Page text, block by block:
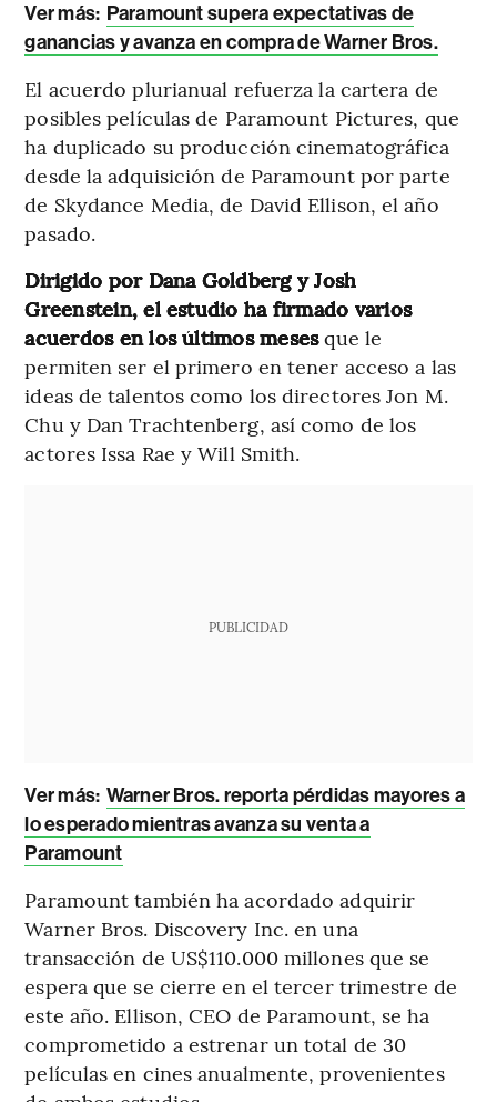
Ver más: Paramount supera expectativas de
ganancias y avanza en compra de Warner Bros.
El acuerdo plurianual refuerza la cartera de
posibles películas de Paramount Pictures, que
ha duplicado su producción cinematográfica
desde la adquisición de Paramount por parte
de Skydance Media, de David Ellison, el año
pasado.
Dirigido por Dana Goldberg y Josh
Greenstein, el estudio ha firmado varios
acuerdos en los últimos mesesque le
permiten ser el primero en tener acceso a las
ideas de talentos como los directores Jon M.
Chu y Dan Trachtenberg, así como de los
actores Issa Rae y Will Smith.
PUBLICIDAD
Ver más: Warner Bros. reporta pérdidas mayores a
lo esperado mientras avanza su venta a
Paramount
Paramount también ha acordado adquirir
Warner Bros. Discovery Inc. en una
transacción de US$110.000 millones que se
espera que se cierre en el tercer trimestre de
este año. Ellison, CEO de Paramount, se ha
comprometido a estrenar un total de 30
películas en cines anualmente, provenientes